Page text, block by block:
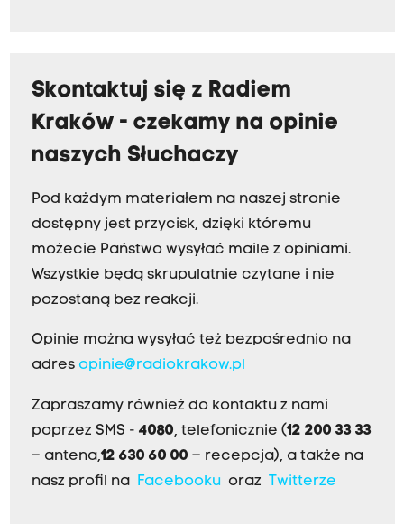
Skontaktuj się z Radiem
Kraków - czekamy na opinie
naszych Słuchaczy
Pod każdym materiałem na naszej stronie
dostępny jest przycisk, dzięki któremu
możecie Państwo wysyłać maile z opiniami.
Wszystkie będą skrupulatnie czytane i nie
pozostaną bez reakcji.
Opinie można wysyłać też bezpośrednio na
adres opinie@radiokrakow.pl
Zapraszamy również do kontaktu z nami
poprzez SMS - 4080, telefonicznie (12 200 33 33
– antena,12 630 60 00 – recepcja), a także na
nasz profil na
Facebookuoraz Twitterze